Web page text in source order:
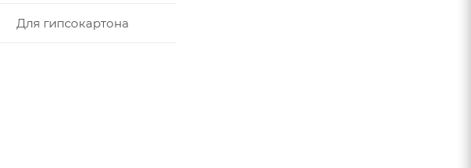
Для гипсокартона